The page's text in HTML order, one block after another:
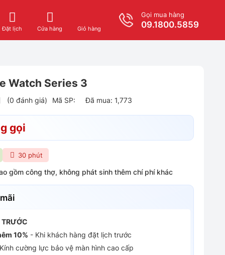
Đặt lịch Cửa hàng Giỏ hàng
Gọi mua hàng
09.1800.5859
Watch Series 3
(0 đánh giá) Mã SP: Đã mua: 1,773
gọi
30 phút
gồm công thợ, không phát sinh thêm chí phí khác
10% - Khi khách hàng đặt lịch trước
cường lực bảo vệ màn hình cao cấp